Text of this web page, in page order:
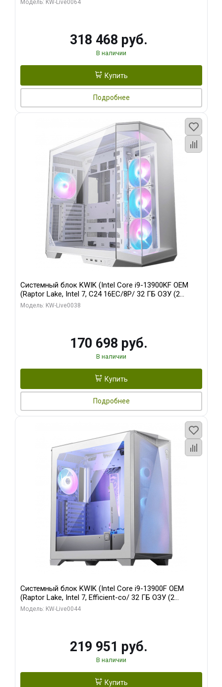
Модель: KW-Live0064
318 468 руб.
В наличии
Купить
Подробнее
Системный блок KWIK (Intel Core i9-13900KF OEM
(Raptor Lake, Intel 7, C24 16EC/8P/ 32 ГБ ОЗУ (2
модуля)/ Gigabyte RX9070XT GAMING OC 16GB GDDR6
Модель: KW-Live0038
170 698 руб.
В наличии
Купить
Подробнее
Системный блок KWIK (Intel Core i9-13900F OEM
(Raptor Lake, Intel 7, Efficient-co/ 32 ГБ ОЗУ (2
модуля)/ Gigabyte RTX5070Ti AERO OC 16GB GDDR7
Модель: KW-Live0044
219 951 руб.
В наличии
Купить